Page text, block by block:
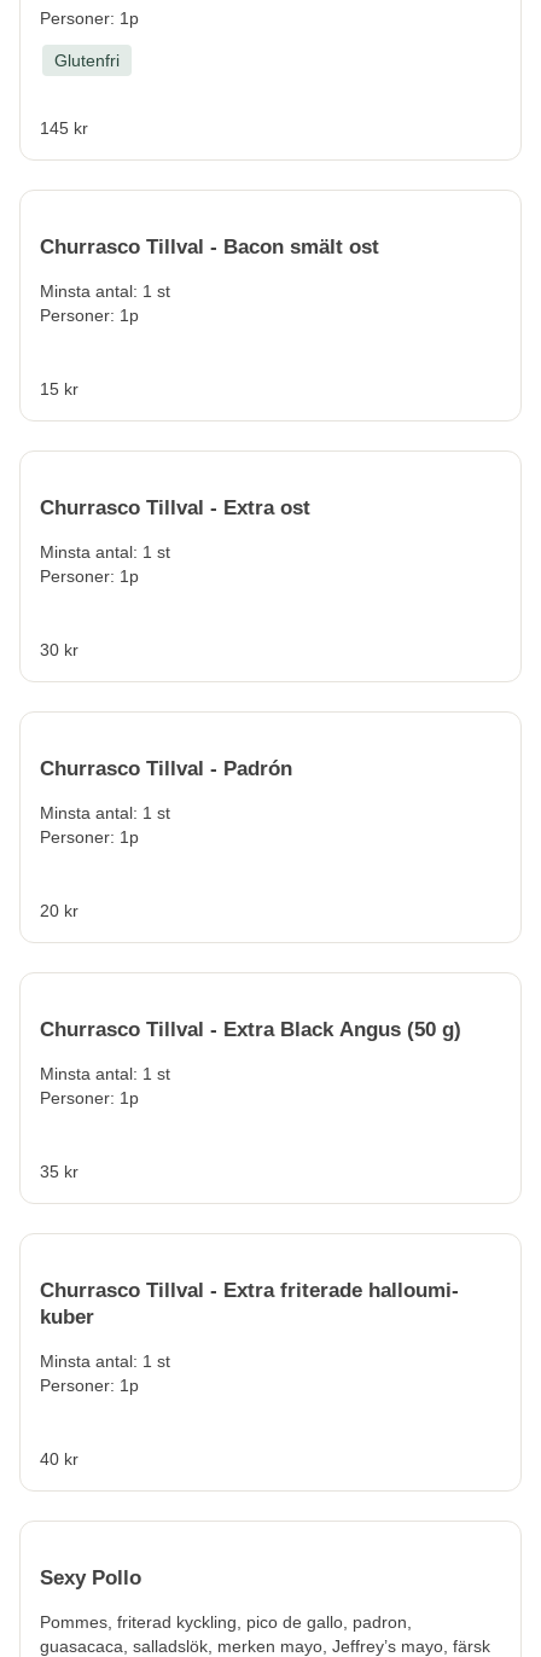
Personer: 1p
Glutenfri
145 kr
Churrasco Tillval - Bacon smält ost
Minsta antal: 1 st
Personer: 1p
15 kr
Churrasco Tillval - Extra ost
Minsta antal: 1 st
Personer: 1p
30 kr
Churrasco Tillval - Padrón
Minsta antal: 1 st
Personer: 1p
20 kr
Churrasco Tillval - Extra Black Angus (50 g)
Minsta antal: 1 st
Personer: 1p
35 kr
Churrasco Tillval - Extra friterade halloumi-
kuber
Minsta antal: 1 st
Personer: 1p
40 kr
Sexy Pollo
Pommes, friterad kyckling, pico de gallo, padron,
guasacaca, salladslök, merken mayo, Jeffrey’s mayo, färsk